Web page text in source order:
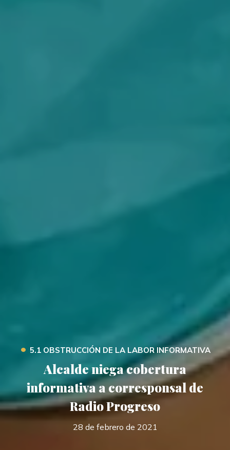
• 5.1 OBSTRUCCIÓN DE LA LABOR INFORMATIVA
Alcalde niega cobertura
informativa a corresponsal de
Radio Progreso
28 de febrero de 2021